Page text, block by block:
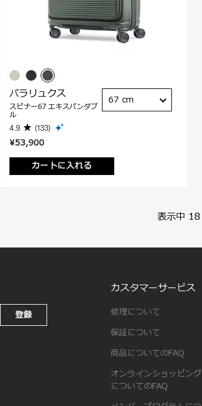
¥53,900
カートに入れる
パラリュクス
スピナー67 エキスパンダブ
ル
4.9 (133)
67 cm
表示中 18
登録
カスタマーサービス
修理について
保証について
商品についてのFAQ
オンラインショッピング
についてのFAQ